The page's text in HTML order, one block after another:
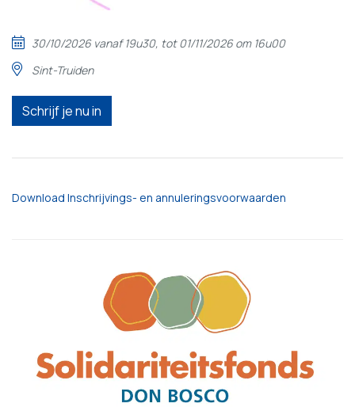
30/10/2026 vanaf 19u30, tot 01/11/2026 om 16u00
Sint-Truiden
Schrijf je nu in
Download Inschrijvings- en annuleringsvoorwaarden